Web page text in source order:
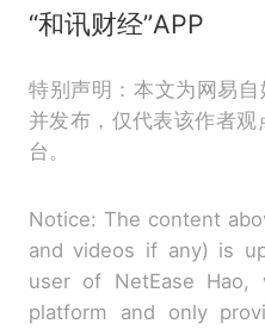
“和讯财经”APP
特别声明：本文为网易
并发布，仅代表该作者
台。
Notice: The content
and videos if any) is
user of NetEase
platform and only